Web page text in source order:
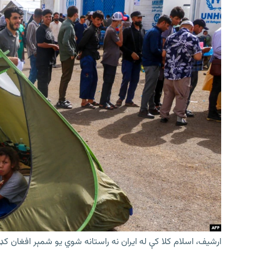
ارشیف، اسلام کلا کې له ایران نه راستانه شوي یو شمېر افغان